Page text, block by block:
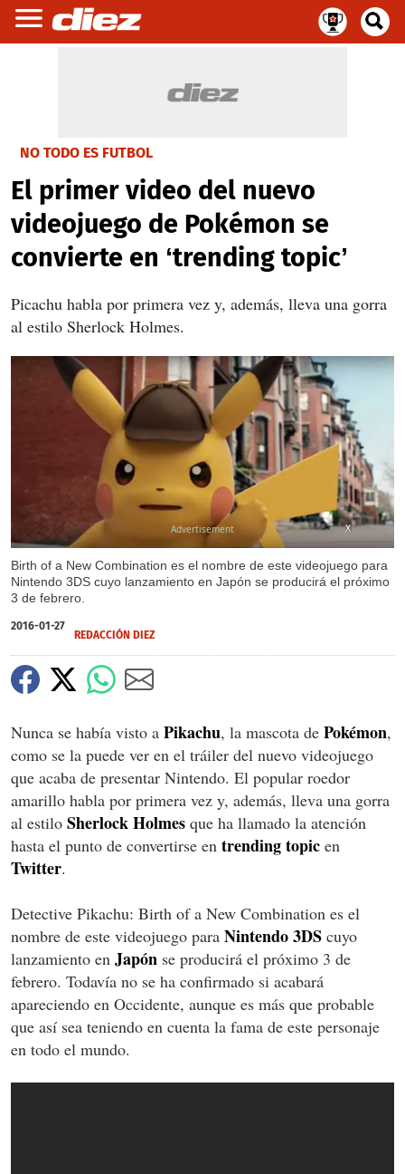
NO TODO ES FUTBOL
El primer video del nuevo
videojuego de Pokémon se
convierte en ‘trending topic’
Picachu habla por primera vez y, además, lleva una gorra
al estilo Sherlock Holmes.
Birth of a New Combination es el nombre de este videojuego para
Nintendo 3DS cuyo lanzamiento en Japón se producirá el próximo
3 de febrero.
X
2016-01-27
REDACCIÓN DIEZ
Nunca se había visto a Pikachu, la mascota de Pokémon,
como se la puede ver en el tráiler del nuevo videojuego
que acaba de presentar Nintendo. El popular roedor
amarillo habla por primera vez y, además, lleva una gorra
al estilo Sherlock Holmes que ha llamado la atención
hasta el punto de convertirse en trending topic en
Twitter.
Detective Pikachu: Birth of a New Combination es el
nombre de este videojuego para Nintendo 3DS cuyo
lanzamiento en Japón se producirá el próximo 3 de
febrero. Todavía no se ha confirmado si acabará
apareciendo en Occidente, aunque es más que probable
que así sea teniendo en cuenta la fama de este personaje
en todo el mundo.